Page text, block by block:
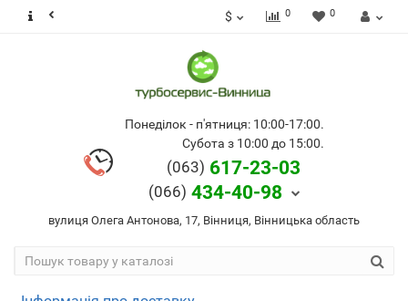
$ 0 0
Понеділок - п'ятниця: 10:00-17:00.
Субота з 10:00 до 15:00.
(063) 617-23-03
(066) 434-40-98
вулиця Олега Антонова, 17, Вінниця, Вінницька область